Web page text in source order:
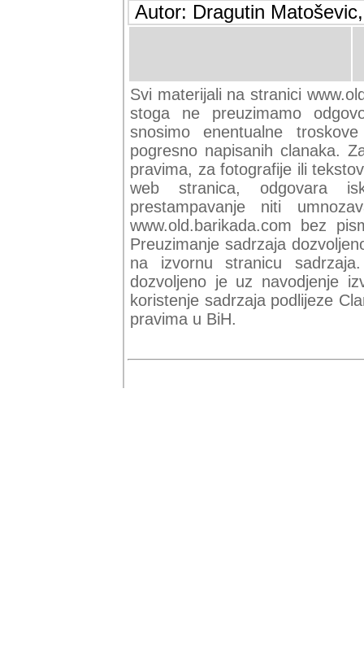
Autor: Dragutin
Svi materijali na stranici
stoga ne preuzimamo
snosimo enentualne
pogresno napisanih clanaka.
pravima, za fotografije ili
web stranica, odgovara
prestampavanje niti
www.old.barikada.com bez
Preuzimanje sadrzaja
na izvornu stranicu
dozvoljeno je uz navodjenje
koristenje sadrzaja podlijeze
pravima u BiH.